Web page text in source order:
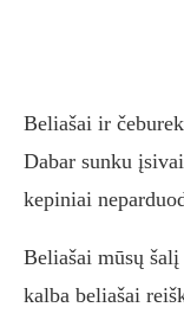
Beliašai ir
Dabar sunku
kepiniai
Beliašai mūsų
kalba beliašai